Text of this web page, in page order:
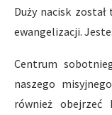
Duży nacisk został
ewangelizacji.
Centrum
naszego
również obejrzeć